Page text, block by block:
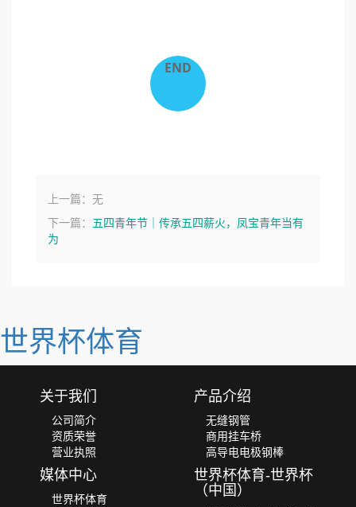
END
上一篇：无
下一篇： 五四青年节｜传承五四薪火，凤宝青年当有
为
世界杯体育
关于我们
公司简介
资质荣誉
营业执照
产品介绍
无缝钢管
商用挂车桥
高导电电极钢棒
媒体中心
世界杯体育
世界杯体育-世界杯
（中国）